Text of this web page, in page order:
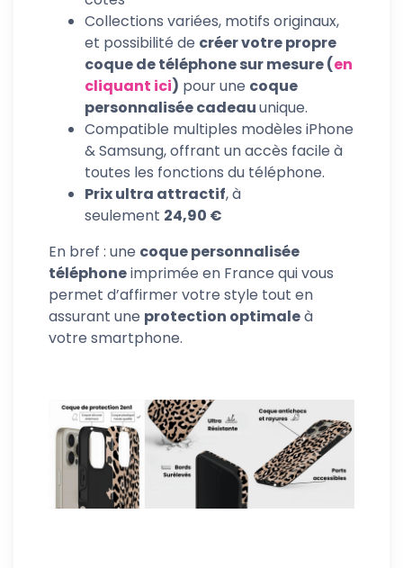
Collections variées, motifs originaux,
et possibilité de créer votre propre
coque de téléphone sur mesure (en
cliquant ici) pour une coque
personnalisée cadeauunique.
Compatible multiples modèles iPhone
& Samsung, offrant un accès facile à
toutes les fonctions du téléphone.
Prix ultra attractif, à
seulement 24,90 €
En bref : une coque personnalisée
téléphoneimprimée en France qui vous
permet d’affirmer votre style tout en
assurant une protection optimaleà
votre smartphone.